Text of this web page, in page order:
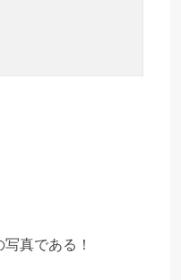
真である！